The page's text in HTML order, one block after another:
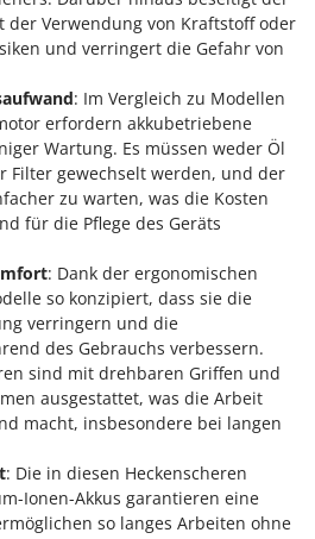
der Verwendung von Kraftstoff oder
und verringert die Gefahr von
: Im Vergleich zu Modellen
erfordern akkubetriebene
Wartung. Es müssen weder Öl
Filter gewechselt werden, und der
zu warten, was die Kosten
für die Pflege des Geräts
: Dank der ergonomischen
so konzipiert, dass sie die
verringern und die
des Gebrauchs verbessern.
sind mit drehbaren Griffen und
ausgestattet, was die Arbeit
macht, insbesondere bei langen
: Die in diesen Heckenscheren
Ionen-Akkus garantieren eine
so langes Arbeiten ohne